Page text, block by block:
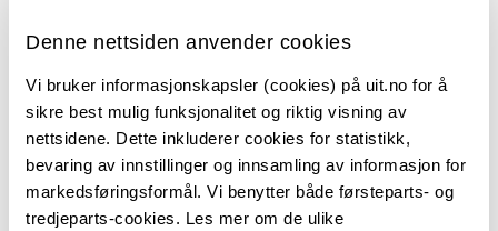
Denne nettsiden anvender cookies
Vi bruker informasjonskapsler (cookies) på uit.no for å
sikre best mulig funksjonalitet og riktig visning av
nettsidene. Dette inkluderer cookies for statistikk,
bevaring av innstillinger og innsamling av informasjon for
markedsføringsformål. Vi benytter både førsteparts- og
tredjeparts-cookies. Les mer om de ulike
9. Adgang til UiTs bygg
Starthjelp – nyttige tips ved
studiestart